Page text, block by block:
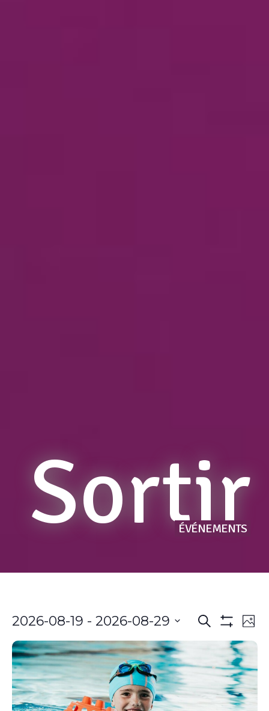
Sortir
ÉVÉNEMENTS
de
vues
Recherche
Les
Filtres
de
2026-08-19 - 2026-08-29
la
date